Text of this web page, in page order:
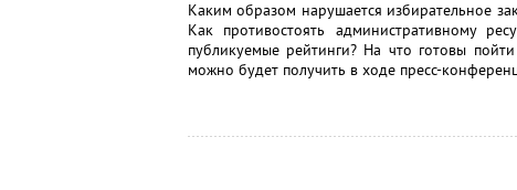
Каким образом нарушается избирательное
Как противостоять административному
публикуемые рейтинги? На что готовы
можно будет получить в ходе пресс-